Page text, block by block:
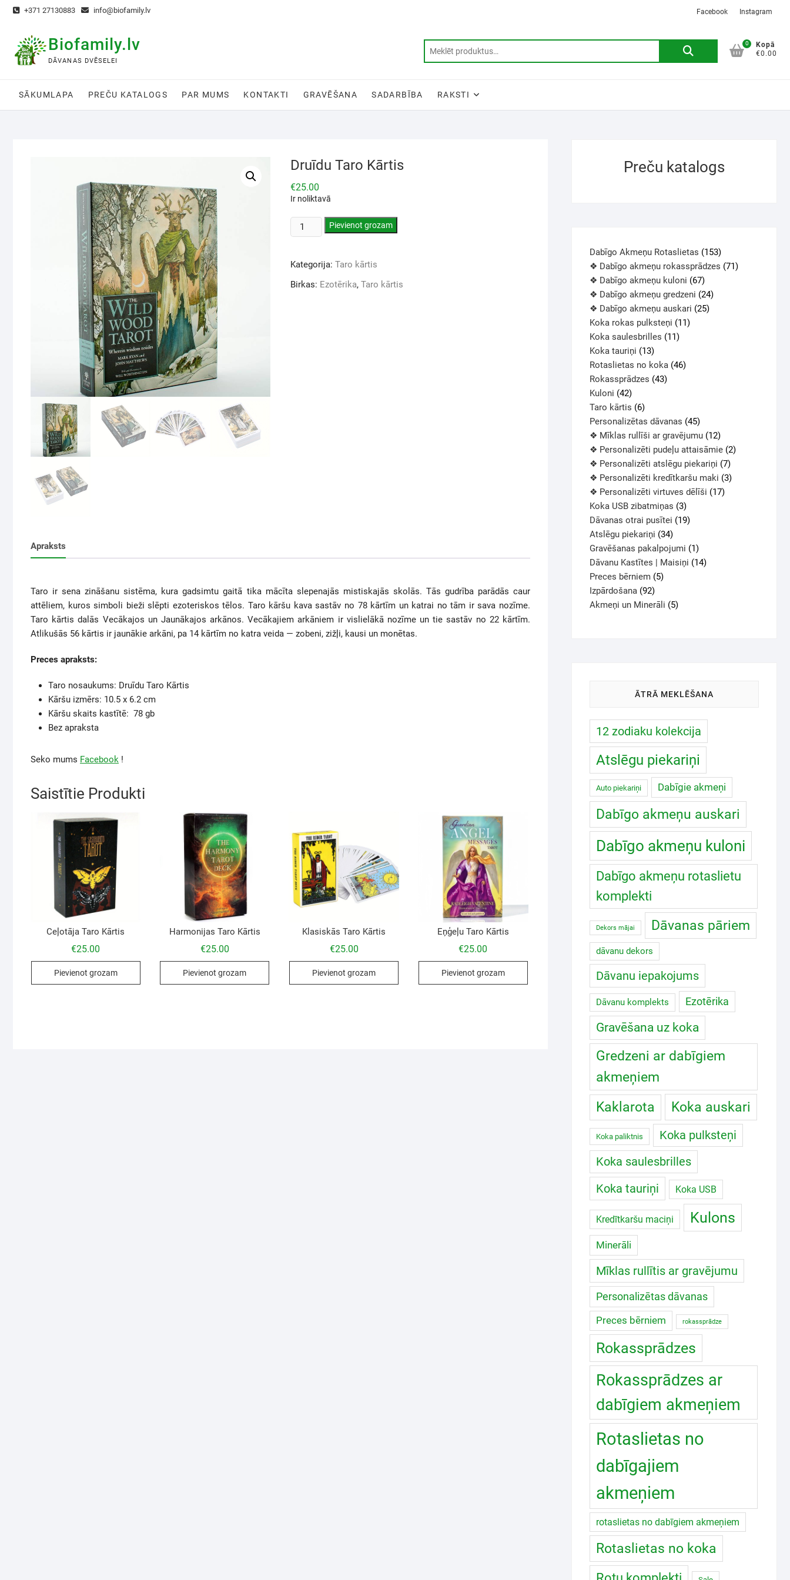
+371 27130883 info@biofamily.lv Facebook Instagram
Biofamily.lv
DĀVANAS DVĒSELEI
0
Kopā
€0.00
SĀKUMLAPA PREČU KATALOGS PAR MUMS KONTAKTI GRAVĒŠANA SADARBĪBA RAKSTI
Druīdu Taro Kārtis
€25.00
Ir noliktavā
Pievienot grozam
Kategorija: Taro kārtis
Birkas: Ezotērika, Taro kārtis
Apraksts
Taro ir sena zināšanu sistēma, kura gadsimtu gaitā tika mācīta slepenajās mistiskajās skolās. Tās gudrība parādās caur
attēliem, kuros simboli bieži slēpti ezoteriskos tēlos. Taro kāršu kava sastāv no 78 kārtīm un katrai no tām ir sava nozīme.
Taro kārtis dalās Vecākajos un Jaunākajos arkānos. Vecākajiem arkāniem ir vislielākā nozīme un tie sastāv no 22 kārtīm.
Atlikušās 56 kārtis ir jaunākie arkāni, pa 14 kārtīm no katra veida — zobeni, zižļi, kausi un monētas.
Preces apraksts:
Taro nosaukums: Druīdu Taro Kārtis
Kāršu izmērs: 10.5 x 6.2 cm
Kāršu skaits kastītē: 78 gb
Bez apraksta
Seko mums Facebook !
Saistītie Produkti
Ceļotāja Taro Kārtis
€25.00
Pievienot grozam
Harmonijas Taro Kārtis
€25.00
Pievienot grozam
Klasiskās Taro Kārtis
€25.00
Pievienot grozam
Eņģeļu Taro Kārtis
€25.00
Pievienot grozam
Preču katalogs
Dabīgo Akmeņu Rotaslietas
153
❖ Dabīgo akmeņu rokassprādzes 71
❖ Dabīgo akmeņu kuloni
67
❖ Dabīgo akmeņu gredzeni 24
❖ Dabīgo akmeņu auskari 25
Koka rokas pulksteņi
11
Koka saulesbrilles
11
Koka tauriņi
13
Rotaslietas no koka 46
Rokassprādzes 43
Kuloni 42
Taro kārtis
6
Personalizētas dāvanas 45
❖ Mīklas rullīši ar gravējumu 12
❖ Personalizēti pudeļu attaisāmie 2
❖ Personalizēti atslēgu piekariņi 7
❖ Personalizēti kredītkaršu maki 3
❖ Personalizēti virtuves dēlīši
17
Koka USB zibatmiņas 3
Dāvanas otrai pusītei
19
Atslēgu piekariņi 34
Gravēšanas pakalpojumi
1
Dāvanu Kastītes | Maisiņi
14
Preces bērniem 5
Izpārdošana 92
Akmeņi un Minerāli
5
ĀTRĀ MEKLĒŠANA
12 zodiaku kolekcija
Atslēgu piekariņi
Auto piekariņi Dabīgie akmeņi
Dabīgo akmeņu auskari
Dabīgo akmeņu kuloni
Dabīgo akmeņu rotaslietu
komplekti
Dekors mājai Dāvanas pāriem
dāvanu dekors
Dāvanu iepakojums
Dāvanu komplekts Ezotērika
Gravēšana uz koka
Gredzeni ar dabīgiem
akmeņiem
Kaklarota
Koka auskari
Koka paliktnis
Koka pulksteņi
Koka saulesbrilles
Koka tauriņi
Koka USB
Kredītkaršu maciņi Kulons
Minerāli
Mīklas rullītis ar gravējumu
Personalizētas dāvanas
Preces bērniem rokassprādze
Rokassprādzes
Rokassprādzes ar
dabīgiem akmeņiem
Rotaslietas no
dabīgajiem
akmeņiem
rotaslietas no dabīgiem akmeņiem
Rotaslietas no koka